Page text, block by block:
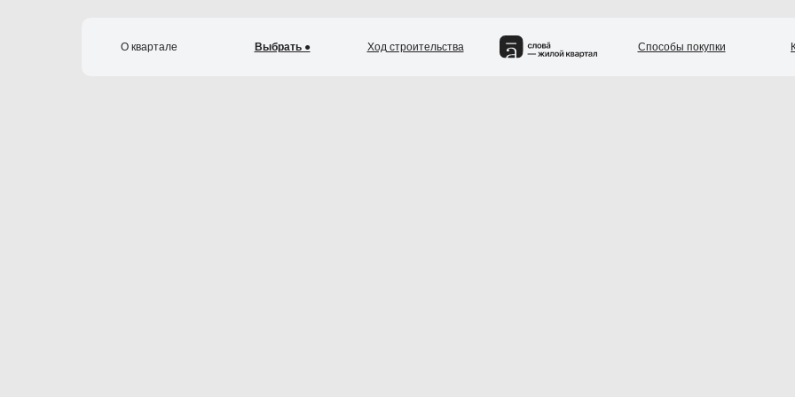
Квартиры Квартал Двор парк Генплан Паркинг и кладовые
О квартале Выбрать ● Ход строительства Способы покупки